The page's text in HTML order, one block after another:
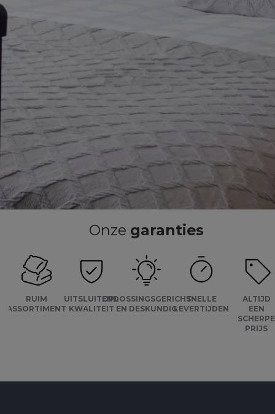
Onze garanties
RUIM
ASSORTIMENT
UITSLUITEND
KWALITEIT
OPLOSSINGSGERICHT
EN DESKUNDIG
SNELLE
LEVERTIJDEN
ALTIJD
EEN
SCHERPE
PRIJS